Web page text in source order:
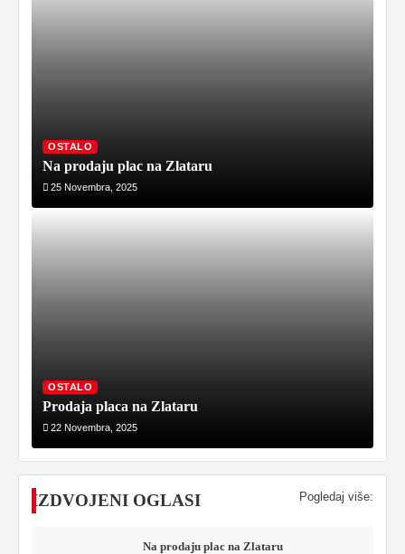
OSTALO
Na prodaju plac na Zlataru
25 Novembra, 2025
OSTALO
Prodaja placa na Zlataru
22 Novembra, 2025
IZDVOJENI OGLASI Pogledaj više:
Na prodaju plac na Zlataru